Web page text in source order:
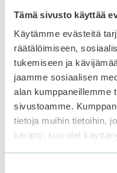
Tämä sivusto käyttää
Käytämme evästeitä
räätälöimiseen,
tukemiseen ja
jaamme sosiaalisen
alan kumppaneillemme
sivustoamme.
tietoja muihin tietoihin,
kerätty, kun olet
Huuhtele huolellisesti
Tutustu